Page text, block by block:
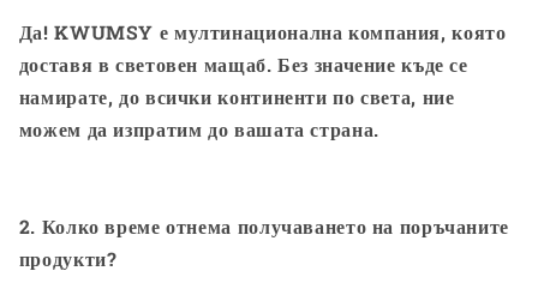
Да! KWUMSY е мултинационална компания, която
доставя в световен мащаб. Без значение къде се
намирате, до всички континенти по света, ние
можем да изпратим до вашата страна.
2. Колко време отнема получаването на поръчаните
продукти?